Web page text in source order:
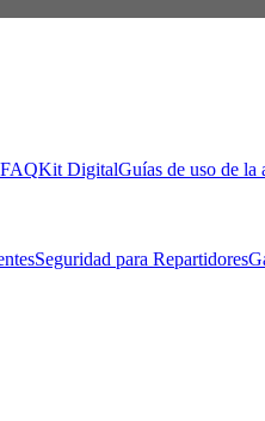
Kit DigitalGuías de uso de la
Seguridad para Repartidores